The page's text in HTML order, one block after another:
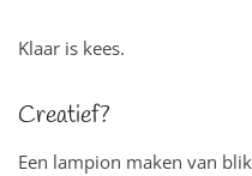
Klaar is kees.
Creatief?
Een lampion maken van